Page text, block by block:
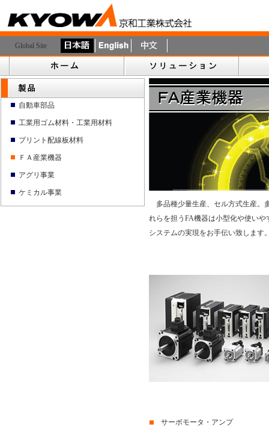
Global Site
自動車部品
工業用ゴム材料・工業用材料
プリント配線板材料
ＦＡ産業機器
アグリ事業
ケミカル事業
多品種少量生産、セル方式生産。
れらを担うFA機器は小型化や使い
システムの実現をお手伝い致します
サーボモータ・アンプ